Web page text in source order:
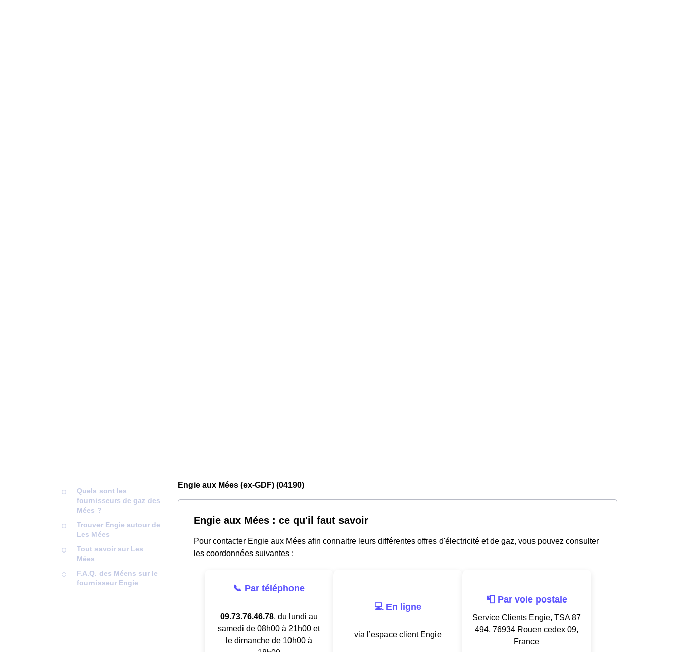
Quels sont les
fournisseurs de gaz des
Mées ?
Trouver Engie autour de
Les Mées
Tout savoir sur Les
Mées
F.A.Q. des Méens sur le
fournisseur Engie
Engie aux Mées (ex-GDF) (04190)
Engie aux Mées : ce qu'il faut savoir
Pour contacter Engie aux Mées afin connaitre leurs différentes offres d'électricité et de gaz, vous pouvez consulter
les coordonnées suivantes :
📞 Par téléphone
09.73.76.46.78, du lundi au
samedi de 08h00 à 21h00 et
le dimanche de 10h00 à
💻 En ligne
via l’espace client Engie
📮 Par voie postale
Service Clients Engie, TSA 87
494, 76934 Rouen cedex 09,
France